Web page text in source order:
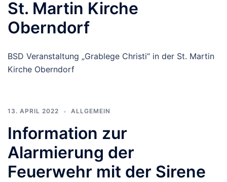
St. Martin Kirche
Oberndorf
BSD Veranstaltung „Grablege Christi“ in der St. Martin
Kirche Oberndorf
13. APRIL 2022 ALLGEMEIN
Information zur
Alarmierung der
Feuerwehr mit der Sirene